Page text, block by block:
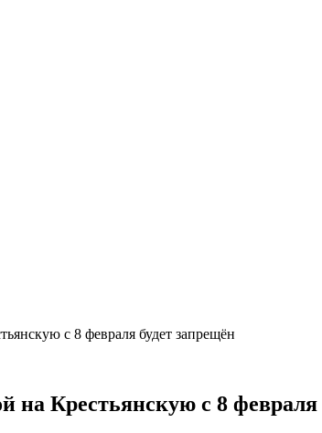
с 8 февраля будет запрещён
на Крестьянскую с 8 февраля